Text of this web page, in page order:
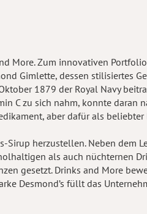
More. Zum innovativen
Gimlette, dessen stilisiertes
1879 der Royal Navy
C zu sich nahm, konnte daran
aber dafür als
herzustellen. Neben dem
als auch nüchternen
gesetzt. Drinks and More
Desmond’s füllt das